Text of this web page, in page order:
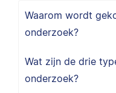
Waarom wordt
onderzoek?
Wat zijn de drie
onderzoek?